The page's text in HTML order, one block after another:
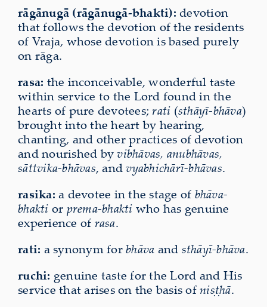
rāgānugā (rāgānugā-bhakti): devotion
that follows the devotion of the residents
of Vraja, whose devotion is based purely
on rāga.
rasa: the inconceivable, wonderful taste
within service to the Lord found in the
hearts of pure devotees;rati (sthāyī-bhāva)
brought into the heart by hearing,
chanting, and other practices of devotion
and nourished byvibhāvas, anubhāvas,
sāttvika-bhāvas, andvyabhichārī-bhāvas.
rasika: a devotee in the stage of bhāva-
bhakti or prema-bhakti who has genuine
experience of rasa.
rati: a synonym forbhāva and sthāyī-bhāva.
ruchi: genuine taste for the Lord and His
service that arises on the basis ofniṣṭhā.